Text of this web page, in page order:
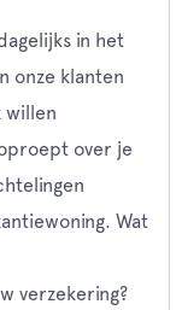
in het
onze klanten
willen
over je
Wat
verzekering?